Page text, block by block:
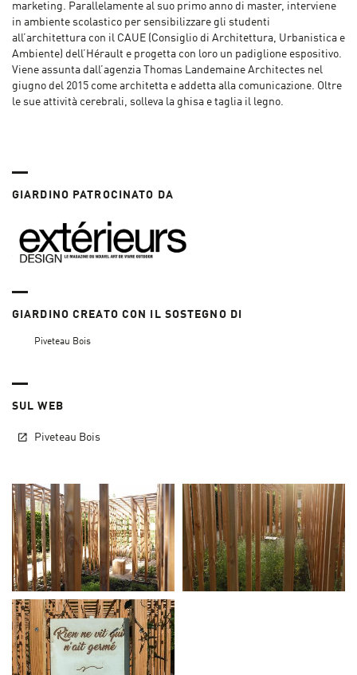
marketing. Parallelamente al suo primo anno di master, interviene
in ambiente scolastico per sensibilizzare gli studenti
all’architettura con il CAUE (Consiglio di Architettura, Urbanistica e
Ambiente) dell’Hérault e progetta con loro un padiglione espositivo.
Viene assunta dall’agenzia Thomas Landemaine Architectes nel
giugno del 2015 come architetta e addetta alla comunicazione. Oltre
le sue attività cerebrali, solleva la ghisa e taglia il legno.
GIARDINO PATROCINATO DA
GIARDINO CREATO CON IL SOSTEGNO DI
Piveteau Bois
SUL WEB
Piveteau Bois